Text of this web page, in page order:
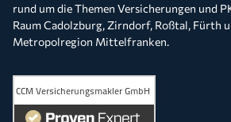
rund um die Themen Versicherungen und
Raum Cadolzburg, Zirndorf, Roßtal, Fürth
Metropolregion Mittelfranken.